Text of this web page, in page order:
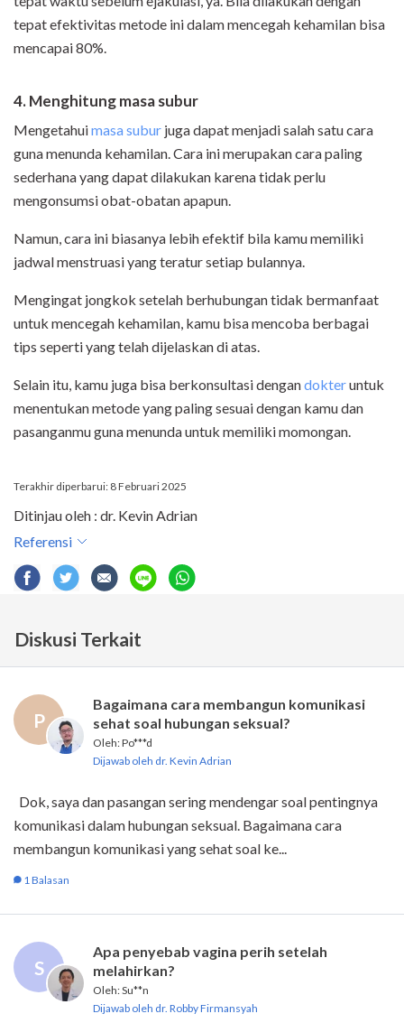
tepat efektivitas metode ini dalam mencegah kehamilan bisa
mencapai 80%.
4. Menghitung masa subur
Mengetahuimasa subur juga dapat menjadi salah satu cara
guna menunda kehamilan. Cara ini merupakan cara paling
sederhana yang dapat dilakukan karena tidak perlu
mengonsumsi obat-obatan apapun.
Namun, cara ini biasanya lebih efektif bila kamu memiliki
jadwal menstruasi yang teratur setiap bulannya.
Mengingat jongkok setelah berhubungan tidak bermanfaat
untuk mencegah kehamilan, kamu bisa mencoba berbagai
tips seperti yang telah dijelaskan di atas.
Selain itu, kamu juga bisa berkonsultasi dengandokteruntuk
menentukan metode yang paling sesuai dengan kamu dan
pasanganmu guna menunda untuk memiliki momongan.
Terakhir diperbarui: 8 Februari 2025